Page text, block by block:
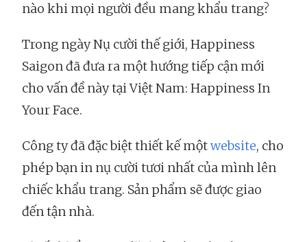
nào khi mọi người đều mang khẩu trang?
Trong ngày Nụ cười thế giới, Happiness
Saigon đã đưa ra một hướng tiếp cận mới
cho vấn đề này tại Việt Nam: Happiness In
Your Face.
Công ty đã đặc biệt thiết kế mộtwebsite, cho
phép bạn in nụ cười tươi nhất của mình lên
chiếc khẩu trang. Sản phẩm sẽ được giao
đến tận nhà.